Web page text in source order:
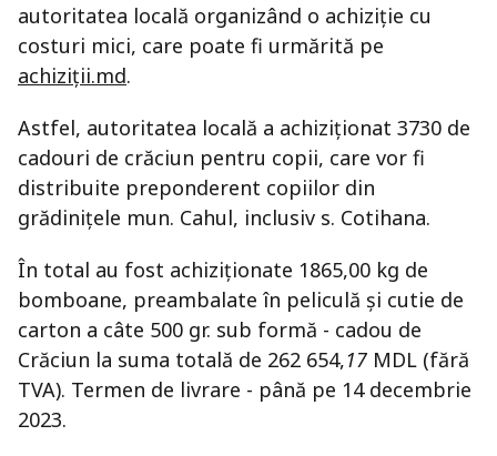
autoritatea locală organizând o achiziție cu
costuri mici, care poate fi urmărită pe
achiziții.md.
Astfel, autoritatea locală a achiziționat 3730 de
cadouri de crăciun pentru copii, care vor fi
distribuite preponderent copiilor din
grădinițele mun. Cahul, inclusiv s. Cotihana.
În total au fost achiziționate 1865,00 kg de
bomboane, preambalate în peliculă și cutie de
carton a câte 500 gr. sub formă - cadou de
Crăciun la suma totală de 262 654,17 MDL (fără
TVA). Termen de livrare - până pe 14 decembrie
2023.